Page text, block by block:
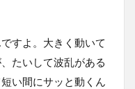
すよ。大きく動いて
たいして波乱がある
い間にサッと動くん